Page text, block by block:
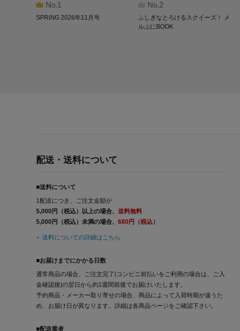
No.1
SPRiNG 2026年11月号
No.2
ふしぎなとろけるスクイーズ！ メ
ルぷにBOOK
配送・送料について
■送料について
1配送につき、ご注文金額が
5,000円（税込）以上の場合、 送料無料
5,000円（税込）未満の場合、 680円（税込）
送料についての詳細はこちら
■お届けまでにかかる日数
通常商品の場合、ご注文完了(コンビニ前払いをご利用の場合は、ご入
金確認後)の翌日から約1週間前後でお届けいたします。
予約商品・メーカー取り寄せの場合、商品によって入荷時期が違うた
め、お届け日が異なります。詳細は各商品ページをご確認下さい。
■配送業者